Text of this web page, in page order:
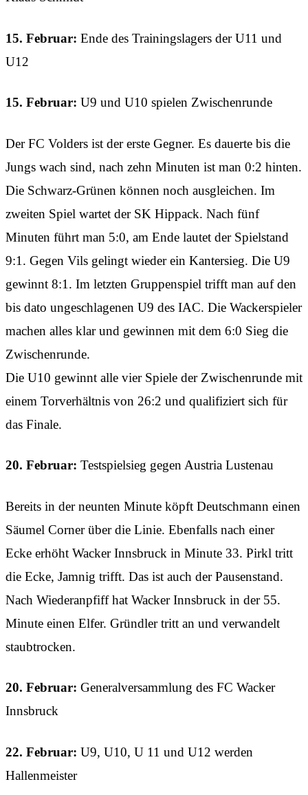
15. Februar: Ende des Trainingslagers der U11 und
U12
15. Februar: U9 und U10 spielen Zwischenrunde
Der FC Volders ist der erste Gegner. Es dauerte bis die
Jungs wach sind, nach zehn Minuten ist man 0:2 hinten.
Die Schwarz-Grünen können noch ausgleichen. Im
zweiten Spiel wartet der SK Hippack. Nach fünf
Minuten führt man 5:0, am Ende lautet der Spielstand
9:1. Gegen Vils gelingt wieder ein Kantersieg. Die U9
gewinnt 8:1. Im letzten Gruppenspiel trifft man auf den
bis dato ungeschlagenen U9 des IAC. Die Wackerspieler
machen alles klar und gewinnen mit dem 6:0 Sieg die
Zwischenrunde.
Die U10 gewinnt alle vier Spiele der Zwischenrunde mit
einem Torverhältnis von 26:2 und qualifiziert sich für
das Finale.
20. Februar: Testspielsieg gegen Austria Lustenau
Bereits in der neunten Minute köpft Deutschmann einen
Säumel Corner über die Linie. Ebenfalls nach einer
Ecke erhöht Wacker Innsbruck in Minute 33. Pirkl tritt
die Ecke, Jamnig trifft. Das ist auch der Pausenstand.
Nach Wiederanpfiff hat Wacker Innsbruck in der 55.
Minute einen Elfer. Gründler tritt an und verwandelt
staubtrocken.
20. Februar: Generalversammlung des FC Wacker
Innsbruck
22. Februar: U9, U10, U 11 und U12 werden
Hallenmeister